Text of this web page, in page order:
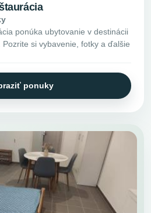
ponúka ubytovanie v destinácii
si vybavenie, fotky a ďalšie
ponuky